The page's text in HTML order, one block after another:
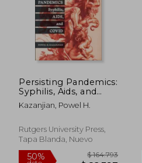
Persisting Pandemics:
Syphilis, Aids, and
Covid (en Inglés)
Kazanjian, Powel H.
Rutgers University Press,
Tapa Blanda, Nuevo